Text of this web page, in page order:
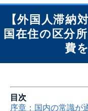
【外国人滞納
国在住の区分
費
目次
序章：国内の常識が